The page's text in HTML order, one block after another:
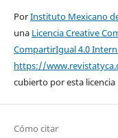
PorInstituto Mexicano
una Licencia Creative
CompartirIgual 4.0
https://
cubierto por esta
Cómo citar